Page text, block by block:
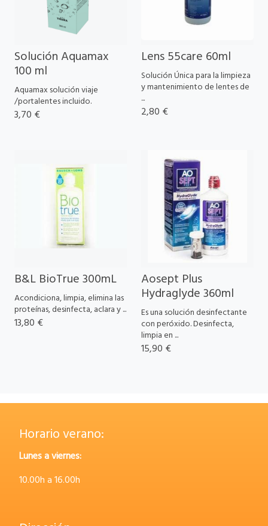
Solución Aquamax
100 ml
Aquamax solución viaje
/portalentes incluido.
3,70 €
Lens 55care 60ml
Solución Única para la limpieza
y mantenimiento de lentes de
...
2,80 €
B&L BioTrue 300mL
Acondiciona, limpia, elimina las
proteínas, desinfecta, aclara y ...
13,80 €
Aosept Plus
Hydraglyde 360ml
Es una solución desinfectante
con peróxido. Desinfecta,
limpia en ...
15,90 €
Horario verano:
Lunes a viernes:
10.00h a 16.00h